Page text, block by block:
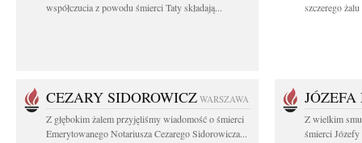
współczucia z powodu śmierci Taty składają...
szczerego
CEZARY SIDOROWICZ WARSZAWA
Z głębokim żalem przyjęliśmy wiadomość o śmierci
Emerytowanego Notariusza Cezarego Sidorowicza...
Z wielkim
śmierci